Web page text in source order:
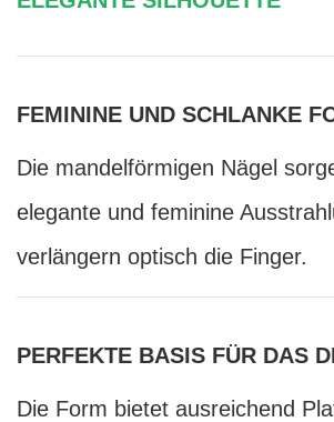
FEMININE UND SCHLANKE
Die mandelförmigen Nägel
elegante und feminine
verlängern optisch die Finger.
PERFEKTE BASIS FÜR DAS
Die Form bietet ausreichend